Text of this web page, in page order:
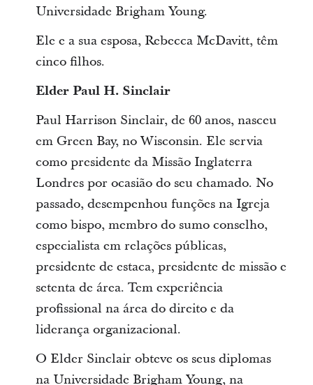
Universidade Brigham Young.
Ele e a sua esposa, Rebecca McDavitt, têm
cinco filhos.
Elder Paul H. Sinclair
Paul Harrison Sinclair, de 60 anos, nasceu
em Green Bay, no Wisconsin. Ele servia
como presidente da Missão Inglaterra
Londres por ocasião do seu chamado. No
passado, desempenhou funções na Igreja
como bispo, membro do sumo conselho,
especialista em relações públicas,
presidente de estaca, presidente de missão e
setenta de área. Tem experiência
profissional na área do direito e da
liderança organizacional.
O Elder Sinclair obteve os seus diplomas
na Universidade Brigham Young, na